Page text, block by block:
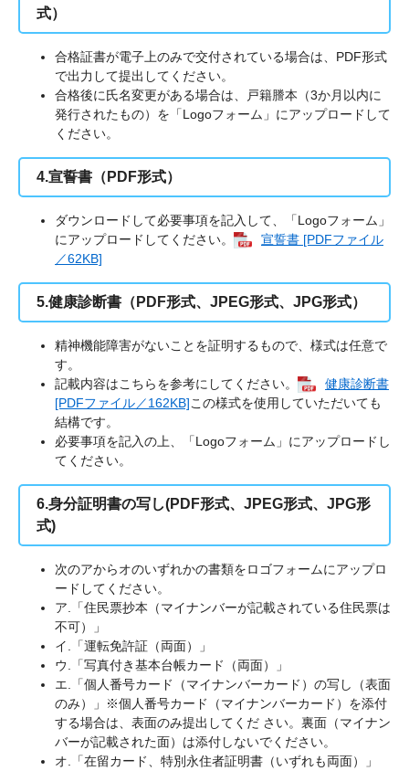
式）
合格証書が電子上のみで交付されている場合は、PDF形式
で出力して提出してください。
合格後に氏名変更がある場合は、戸籍謄本（3か月以内に
発行されたもの）を「Logoフォーム」にアップロードして
ください。
4.宣誓書（PDF形式）
ダウンロードして必要事項を記入して、「Logoフォーム」
にアップロードしてください。
宣誓書 [PDFファイル
／62KB]
5.健康診断書（PDF形式、JPEG形式、JPG形式）
精神機能障害がないことを証明するもので、様式は任意で
す。
記載内容はこちらを参考にしてください。
健康診断書
[PDFファイル／162KB]この様式を使用していただいても
結構です。
必要事項を記入の上、「Logoフォーム」にアップロードし
てください。
6.身分証明書の写し(PDF形式、JPEG形式、JPG形
式)
次のアからオのいずれかの書類をロゴフォームにアップロ
ードしてください。
ア.「住民票抄本（マイナンバーが記載されている住民票は
不可）」
イ.「運転免許証（両面）」
ウ.「写真付き基本台帳カード（両面）」
エ.「個人番号カード（マイナンバーカード）の写し（表面
のみ）」※個人番号カード（マイナンバーカード）を添付
する場合は、表面のみ提出してくだ さい。裏面（マイナン
バーが記載された面）は添付しないでください。
オ.「在留カード、特別永住者証明書（いずれも両面）」